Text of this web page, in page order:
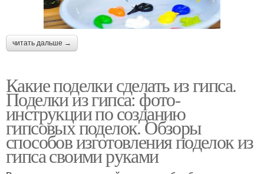
читать дальше →
Какие поделки сделать из гипса.
Поделки из гипса: фото-
инструкции по созданию
гипсовых поделок. Обзоры
способов изготовления поделок из
гипса своими руками